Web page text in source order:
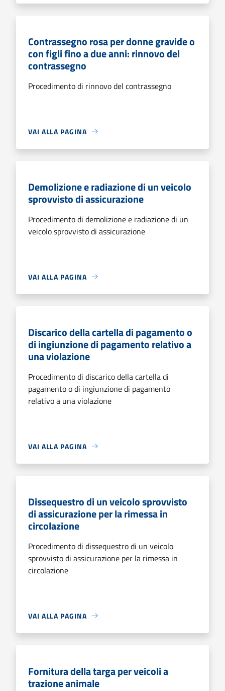
Contrassegno rosa per donne gravide o
con figli fino a due anni: rinnovo del
contrassegno
Procedimento di rinnovo del contrassegno
VAI ALLA PAGINA
Demolizione e radiazione di un veicolo
sprovvisto di assicurazione
Procedimento di demolizione e radiazione di un
veicolo sprovvisto di assicurazione
VAI ALLA PAGINA
Discarico della cartella di pagamento o
di ingiunzione di pagamento relativo a
una violazione
Procedimento di discarico della cartella di
pagamento o di ingiunzione di pagamento
relativo a una violazione
VAI ALLA PAGINA
Dissequestro di un veicolo sprovvisto
di assicurazione per la rimessa in
circolazione
Procedimento di dissequestro di un veicolo
sprovvisto di assicurazione per la rimessa in
circolazione
VAI ALLA PAGINA
Fornitura della targa per veicoli a
trazione animale